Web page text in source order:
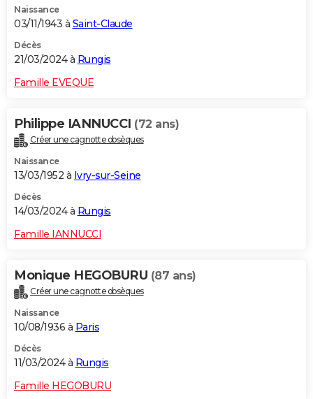
Naissance
03/11/1943 à Saint-Claude
Décès
21/03/2024 à Rungis
Famille EVEQUE
Philippe IANNUCCI (72 ans)
Créer une cagnotte obsèques
Naissance
13/03/1952 à Ivry-sur-Seine
Décès
14/03/2024 à Rungis
Famille IANNUCCI
Monique HEGOBURU (87 ans)
Créer une cagnotte obsèques
Naissance
10/08/1936 à Paris
Décès
11/03/2024 à Rungis
Famille HEGOBURU